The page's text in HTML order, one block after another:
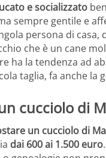
e socializzato
sempre gentile e
persona di
che è un cane
ha la tendenza ad
taglia, fa anche la
cucciolo di
un cucciolo di
dai 600 ai 1.500 euro